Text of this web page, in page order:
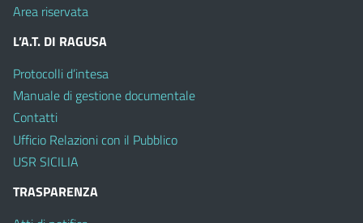
Area riservata
L’A.T. DI RAGUSA
Protocolli d’intesa
Manuale di gestione documentale
Contatti
Ufficio Relazioni con il Pubblico
USR SICILIA
TRASPARENZA